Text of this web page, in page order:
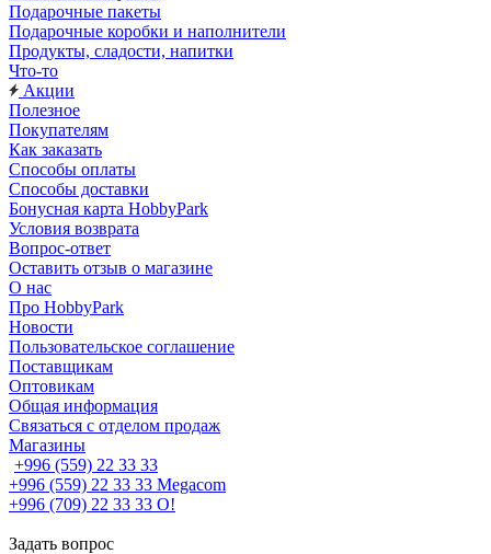
Подарочные пакеты
Подарочные коробки и наполнители
Продукты, сладости, напитки
Что-то
Акции
Полезное
Покупателям
Как заказать
Способы оплаты
Способы доставки
Бонусная карта HobbyPark
Условия возврата
Вопрос-ответ
Оставить отзыв о магазине
О нас
Про HobbyPark
Новости
Пользовательское соглашение
Поставщикам
Оптовикам
Общая информация
Связаться с отделом продаж
Магазины
+996 (559) 22 33 33
+996 (559) 22 33 33 Megacom
+996 (709) 22 33 33 O!
Задать вопрос